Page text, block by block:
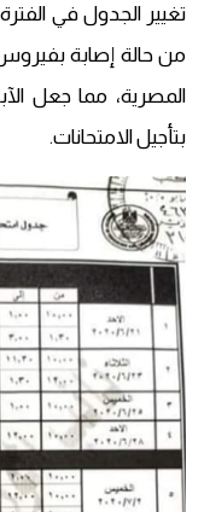
تغيير الجدول في
من حالة إصابة
المصرية، مما جعل
بتأجيل الامتحانات.